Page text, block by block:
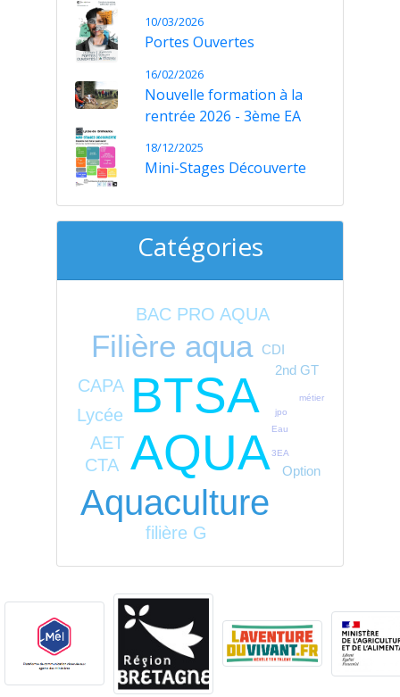
10/03/2026
Portes Ouvertes
16/02/2026
Nouvelle formation à la
rentrée 2026 - 3ème EA
18/12/2025
Mini-Stages Découverte
Catégories
BTSA
AQUA
Aquaculture
Filière aqua
BAC PRO AQUA
Lycée
filière G
AET
CAPA
CTA
2nd GT
Option
CDI
Eau
3EA
jpo
métier